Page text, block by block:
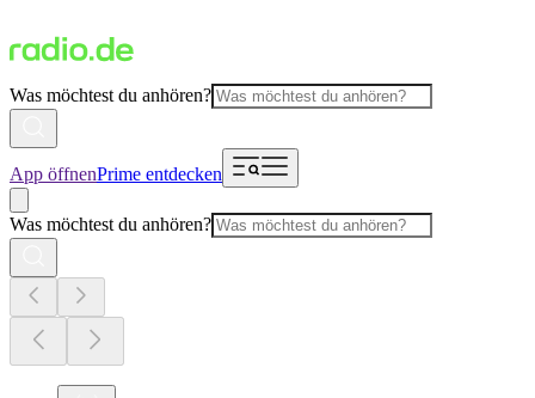
Was möchtest du anhören?
App öffnenPrime entdecken
Was möchtest du anhören?